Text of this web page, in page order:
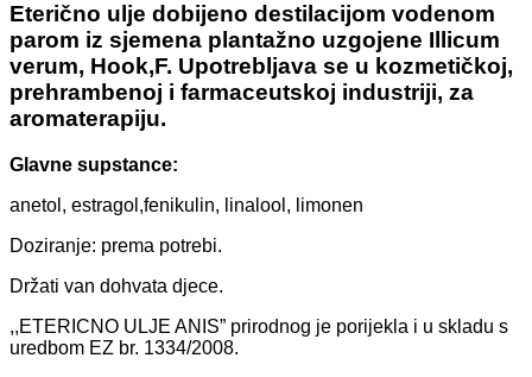
Eterično ulje dobijeno destilacijom vodenom
parom iz sjemena plantažno uzgojene Illicum
verum, Hook,F. Upotrebljava se u kozmetičkoj,
prehrambenoj i farmaceutskoj industriji, za
aromaterapiju.
Glavne supstance:
anetol, estragol,fenikulin, linalool, limonen
Doziranje: prema potrebi.
Držati van dohvata djece.
,,ETERICNO ULJE ANIS” prirodnog je porijekla i u skladu s
uredbom EZ br. 1334/2008.